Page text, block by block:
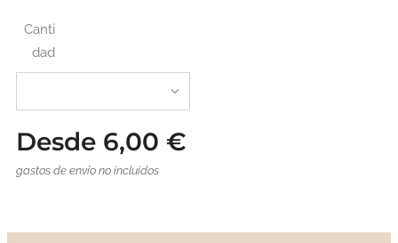
Canti
dad
Desde 6,00 €
gastos de envío no incluidos